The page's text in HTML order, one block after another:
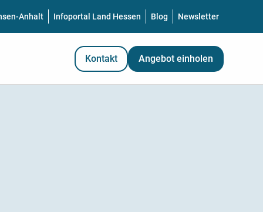
Anhalt Infoportal Land Hessen Blog Newsletter
Kontakt Angebot einholen